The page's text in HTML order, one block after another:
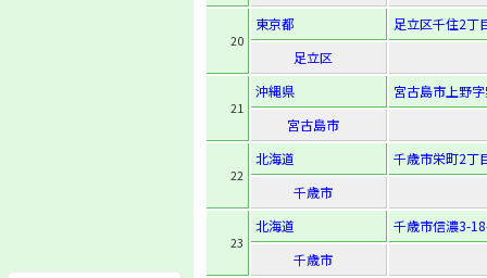
20
東京都
足立区千住2丁
足立区
21
沖縄県
宮古島市上野
宮古島市
22
北海道
千歳市栄町2丁
千歳市
23
北海道
千歳市信濃3-
千歳市